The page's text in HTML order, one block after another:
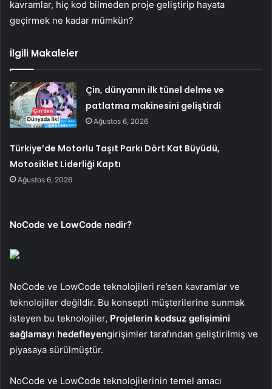
kavramlar, hiç kod bilmeden proje geliştirip hayata
geçirmek ne kadar mümkün?
İlgili Makaleler
Çin, dünyanın ilk tünel delme ve
patlatma makinesini geliştirdi
Ağustos 6, 2026
Türkiye’de Motorlu Taşıt Parkı Dört Kat Büyüdü,
Motosiklet Liderliği Kaptı
Ağustos 6, 2026
NoCode ve LowCode nedir?
NoCode ve LowCode teknolojileri re’sen kavramlar ve
teknolojiler değildir. Bu konsepti müşterilerine sunmak
isteyen bu teknolojiler, Projelerin kodsuz gelişimini
sağlamayı hedefleyengirişimler tarafından geliştirilmiş ve
piyasaya sürülmüştür.
NoCode ve LowCode teknolojilerinin temel amacı